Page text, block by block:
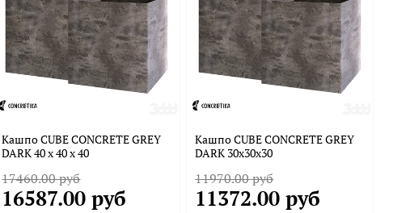
Кашпо CUBE CONCRETE GREY
DARK 40 x 40 x 40
17460.00 руб
16587.00 руб
Кашпо CUBE CONCRETE GREY
DARK 30х30х30
11970.00 руб
11372.00 руб